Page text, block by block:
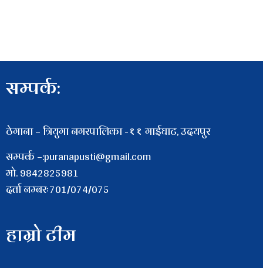
सम्पर्क:
ठेगाना – त्रियुगा नगरपालिका -११ गाईघाट, उदयपुर
सम्पर्क –:puranapusti@gmail.com
माे. 9842825981
दर्ता नम्बरः701/074/075
हाम्रो टीम